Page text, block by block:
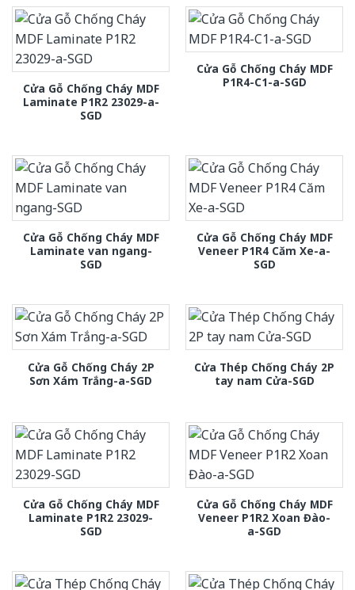
Cửa Gỗ Chống Cháy MDF
Laminate P1R2 23029-a-
SGD
Cửa Gỗ Chống Cháy MDF
P1R4-C1-a-SGD
Cửa Gỗ Chống Cháy MDF
Laminate van ngang-
SGD
Cửa Gỗ Chống Cháy MDF
Veneer P1R4 Căm Xe-a-
SGD
Cửa Gỗ Chống Cháy 2P
Sơn Xám Trắng-a-SGD
Cửa Thép Chống Cháy 2P
tay nam Cửa-SGD
Cửa Gỗ Chống Cháy MDF
Laminate P1R2 23029-
SGD
Cửa Gỗ Chống Cháy MDF
Veneer P1R2 Xoan Đào-
a-SGD